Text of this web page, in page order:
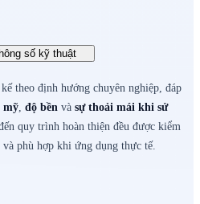
số kỹ thuật
theo định hướng chuyên nghiệp, đáp
mỹ, độ bền và sự thoải mái khi sử
quy trình hoàn thiện đều được kiểm
và phù hợp khi ứng dụng thực tế.